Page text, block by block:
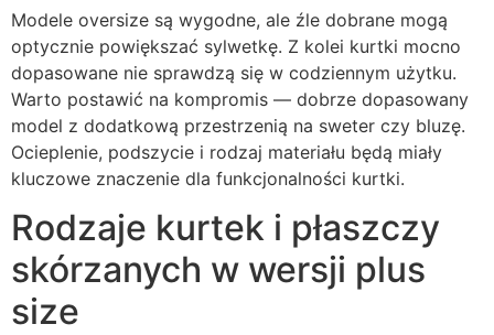
Modele oversize są wygodne, ale źle dobrane mogą
optycznie powiększać sylwetkę. Z kolei kurtki mocno
dopasowane nie sprawdzą się w codziennym użytku.
Warto postawić na kompromis — dobrze dopasowany
model z dodatkową przestrzenią na sweter czy bluzę.
Ocieplenie, podszycie i rodzaj materiału będą miały
kluczowe znaczenie dla funkcjonalności kurtki.
Rodzaje kurtek i płaszczy
skórzanych w wersji plus
size